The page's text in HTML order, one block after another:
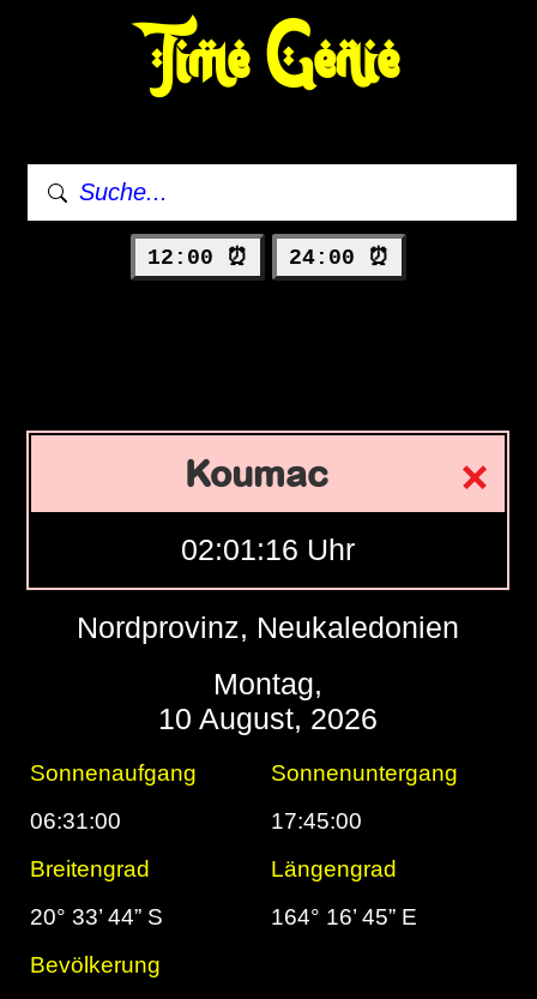
Time Genie
12:00 ⏰ 24:00 ⏰
Koumac
02:01:17 Uhr
Nordprovinz, Neukaledonien
Montag,
10 August, 2026
Sonnenaufgang
Sonnenuntergang
06:31:00
17:45:00
Breitengrad
Längengrad
20° 33’ 44” S
164° 16’ 45” E
Bevölkerung